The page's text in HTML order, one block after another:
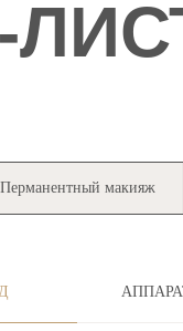
Перманентный макияж